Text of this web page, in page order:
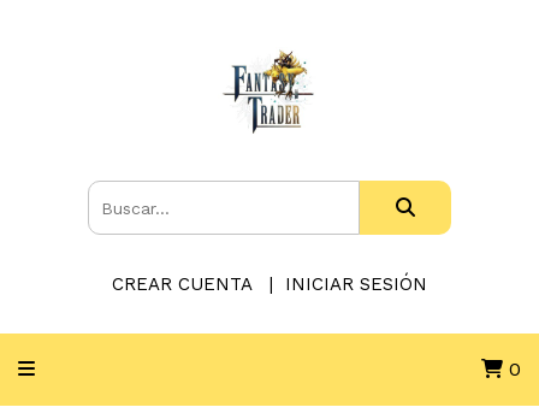
CREAR CUENTA INICIAR SESIÓN
0